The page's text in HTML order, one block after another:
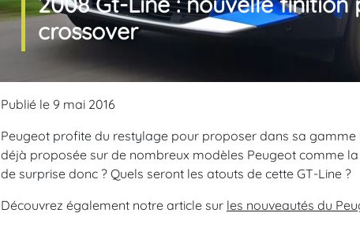
crossover
Publié le 9 mai 2016
Peugeot profite du restylage pour proposer dans sa gamme
déjà proposée sur de nombreux modèles Peugeot comme
de surprise donc ? Quels seront les atouts de cette GT-Line ?
Découvrez également notre article sur les nouveautés du